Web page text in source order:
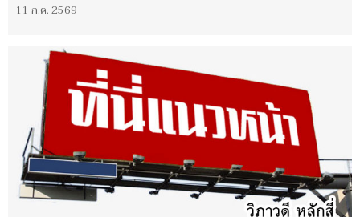
11 ก.ค. 2569